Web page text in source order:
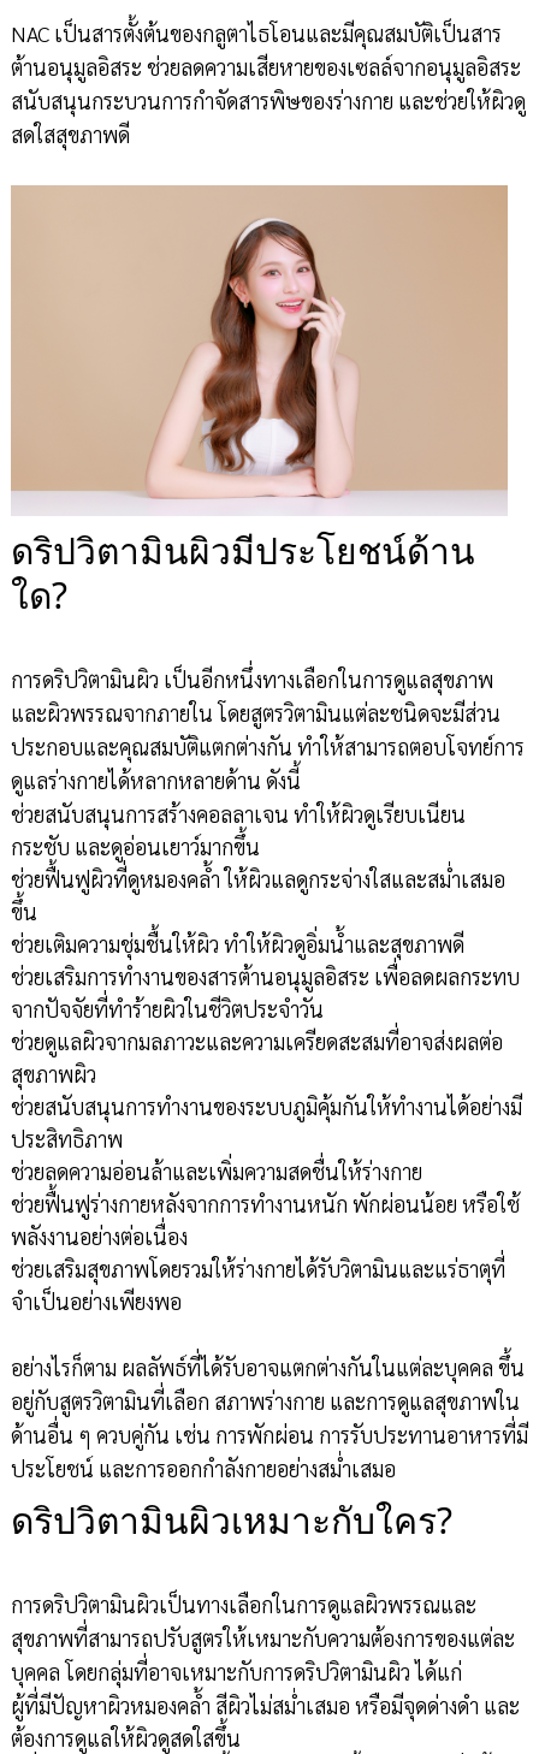
NAC เป็นสารตั้งต้นของกลูตาไธโอนและมีคุณสมบัติเป็นสาร
ต้านอนุมูลอิสระ ช่วยลดความเสียหายของเซลล์จากอนุมูลอิสระ
สนับสนุนกระบวนการกำจัดสารพิษของร่างกาย และช่วยให้ผิวดู
สดใสสุขภาพดี
ดริปวิตามินผิวมีประโยชน์ด้าน
ใด?
การดริปวิตามินผิว เป็นอีกหนึ่งทางเลือกในการดูแลสุขภาพ
และผิวพรรณจากภายใน โดยสูตรวิตามินแต่ละชนิดจะมีส่วน
ประกอบและคุณสมบัติแตกต่างกัน ทำให้สามารถตอบโจทย์การ
ดูแลร่างกายได้หลากหลายด้าน ดังนี้
ช่วยสนับสนุนการสร้างคอลลาเจน ทำให้ผิวดูเรียบเนียน
กระชับ และดูอ่อนเยาว์มากขึ้น
ช่วยฟื้นฟูผิวที่ดูหมองคล้ำ ให้ผิวแลดูกระจ่างใสและสม่ำเสมอ
ขึ้น
ช่วยเติมความชุ่มชื้นให้ผิว ทำให้ผิวดูอิ่มน้ำและสุขภาพดี
ช่วยเสริมการทำงานของสารต้านอนุมูลอิสระ เพื่อลดผลกระทบ
จากปัจจัยที่ทำร้ายผิวในชีวิตประจำวัน
ช่วยดูแลผิวจากมลภาวะและความเครียดสะสมที่อาจส่งผลต่อ
สุขภาพผิว
ช่วยสนับสนุนการทำงานของระบบภูมิคุ้มกันให้ทำงานได้อย่างมี
ประสิทธิภาพ
ช่วยลดความอ่อนล้าและเพิ่มความสดชื่นให้ร่างกาย
ช่วยฟื้นฟูร่างกายหลังจากการทำงานหนัก พักผ่อนน้อย หรือใช้
พลังงานอย่างต่อเนื่อง
ช่วยเสริมสุขภาพโดยรวมให้ร่างกายได้รับวิตามินและแร่ธาตุที่
จำเป็นอย่างเพียงพอ
อย่างไรก็ตาม ผลลัพธ์ที่ได้รับอาจแตกต่างกันในแต่ละบุคคล ขึ้น
อยู่กับสูตรวิตามินที่เลือก สภาพร่างกาย และการดูแลสุขภาพใน
ด้านอื่น ๆ ควบคู่กัน เช่น การพักผ่อน การรับประทานอาหารที่มี
ประโยชน์ และการออกกำลังกายอย่างสม่ำเสมอ
ดริปวิตามินผิวเหมาะกับใคร?
การดริปวิตามินผิวเป็นทางเลือกในการดูแลผิวพรรณและ
สุขภาพที่สามารถปรับสูตรให้เหมาะกับความต้องการของแต่ละ
บุคคล โดยกลุ่มที่อาจเหมาะกับการดริปวิตามินผิว ได้แก่
ผู้ที่มีปัญหาผิวหมองคล้ำ สีผิวไม่สม่ำเสมอ หรือมีจุดด่างดำ และ
ต้องการดูแลให้ผิวดูสดใสขึ้น